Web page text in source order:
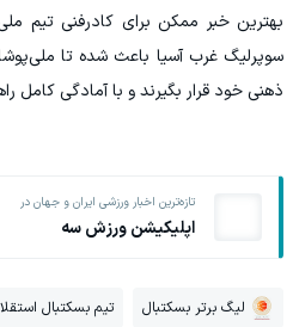
بهترین خبر ممکن برای کادرفنی تیم
سوپرلیگ غرب آسیا باعث شده تا
ذهنی خود قرار بگیرند و با آمادگی کامل
تازه‌ترین اخبار ورزشی ایران و جهان در
اپلیکیشن ورزش سه
لیگ برتر بسکتبال تیم بسکتبال